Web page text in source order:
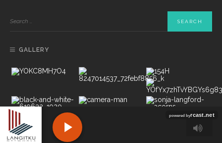
GALLERY
Copyright ©2022 PT LANGITKU MEDIA NETWORKS